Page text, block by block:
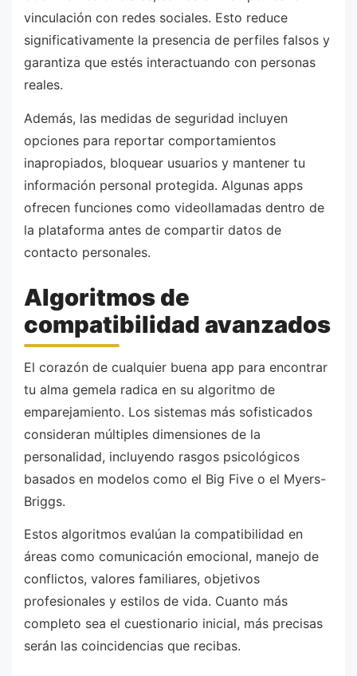
vinculación con redes sociales. Esto reduce
significativamente la presencia de perfiles falsos y
garantiza que estés interactuando con personas
reales.
Además, las medidas de seguridad incluyen
opciones para reportar comportamientos
inapropiados, bloquear usuarios y mantener tu
información personal protegida. Algunas apps
ofrecen funciones como videollamadas dentro de
la plataforma antes de compartir datos de
contacto personales.
Algoritmos de
compatibilidad avanzados
El corazón de cualquier buena app para encontrar
tu alma gemela radica en su algoritmo de
emparejamiento. Los sistemas más sofisticados
consideran múltiples dimensiones de la
personalidad, incluyendo rasgos psicológicos
basados en modelos como el Big Five o el Myers-
Briggs.
Estos algoritmos evalúan la compatibilidad en
áreas como comunicación emocional, manejo de
conflictos, valores familiares, objetivos
profesionales y estilos de vida. Cuanto más
completo sea el cuestionario inicial, más precisas
serán las coincidencias que recibas.